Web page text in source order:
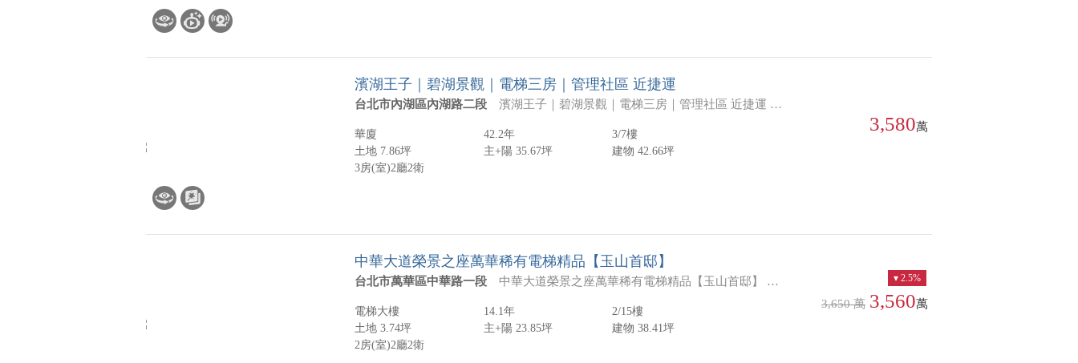
濱湖王子｜碧湖景觀｜電梯三房｜管理社區 近捷運
台北市內湖區內湖路二段 濱湖王子｜碧湖景觀｜電梯三房｜管理社區 近捷運 文德站約600M｜捷運核心 文德、港墘雙商圈 格局方正、屋況素雅。免大整理即可入住 雙併邊間設計。採光通風佳、居住舒適 白天物業管理。住戶單純、環境安靜 內湖國小、麗山國中完整學區
華廈 42.2年
3/7樓
土地 7.86坪
主+陽 35.67坪
建物 42.66坪
3房(室)2廳2衛
3,580萬
中華大道榮景之座萬華稀有電梯精品【玉山首邸】
台北市萬華區中華路一段 中華大道榮景之座萬華稀有電梯精品【玉山首邸】 1.地段優勢：位於中華路一段核心地段，鄰近西門町商圈與捷運龍山寺站，交通便利、人潮穩定。 2.屋況新穎：屋齡僅約13年，外觀現代簡潔，社區管理完善，生活機能完善。 3.格局實用：建坪約38.41坪，規劃1室1廳2衛，室內採光良好、通風佳。 4.樓層佳：位於2樓，低樓層出入方便又具隱私性，適合小家庭或辦公用途。 5.投資潛力：稀有釋出之電梯大樓產品，單價約95萬/坪，兼具自用與出租價值。
電梯大樓 14.1年
2/15樓
土地 3.74坪
主+陽 23.85坪
建物 38.41坪
2房(室)2廳2衛
2.5%
3,650 萬 3,560萬